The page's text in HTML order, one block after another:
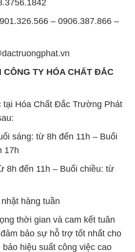
– 0906.387.866 –
CÔNG TY HÓA CHẤT ĐẮC
tại Hóa Chất Đắc Trường Phát
sáng: từ 8h đến 11h – Buổi
17h
8h đến 11h – Buổi chiều: từ
hàng tuần
thời gian và cam kết tuân
bảo sự hỗ trợ tốt nhất cho
bảo hiệu suất công việc cao